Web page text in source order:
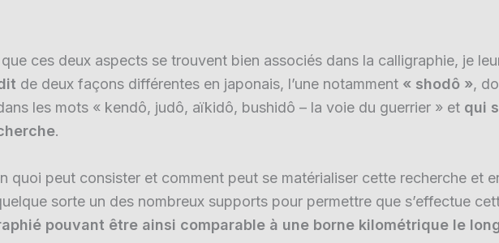
ces deux aspects se trouvent bien associés dans la calligraphie, je
de deux façons différentes en japonais, l’une notamment « shodô »,
les mots « kendô, judô, aïkidô, bushidô – la voie du guerrier » et qui
.
quoi peut consister et comment peut se matérialiser cette recherche et
sorte un des nombreux supports pour permettre que s’effectue
pouvant être ainsi comparable à une borne kilométrique le